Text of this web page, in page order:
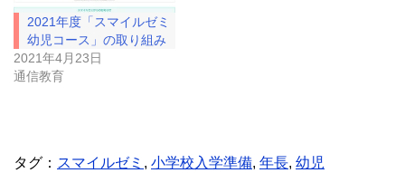
す
)
ウ
ィ
ン
ド
ウ
で
2021年度「スマイルゼミ
幼児コース」の取り組み
2021年4月23日
通信教育
タグ： スマイルゼミ , 小学校入学準備, 年長, 幼児